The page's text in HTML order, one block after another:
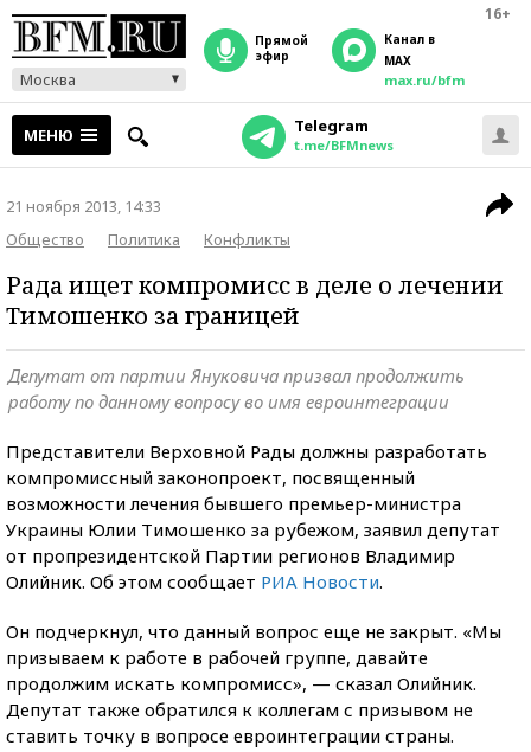
16+
Москва
прямой
эфир
Канал в
MAX
max.ru/bfm
МЕНЮ Telegram
t.me/BFMnews
21 ноября 2013, 14:33
Общество
Политика Конфликты
Рада ищет компромисс в деле о лечении
Тимошенко за границей
Депутат от партии Януковича призвал продолжить
работу по данному вопросу во имя евроинтеграции
Представители Верховной Рады должны разработать
компромиссный законопроект, посвященный
возможности лечения бывшего премьер-министра
Украины Юлии Тимошенко за рубежом, заявил депутат
от пропрезидентской Партии регионов Владимир
Олийник. Об этом сообщает РИА Новости.
Он подчеркнул, что данный вопрос еще не закрыт. «Мы
призываем к работе в рабочей группе, давайте
продолжим искать компромисс», — сказал Олийник.
Депутат также обратился к коллегам с призывом не
ставить точку в вопросе евроинтеграции страны.